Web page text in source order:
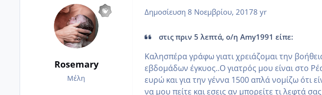
Rosemary
Μέλη
Δημοσίευση 8 Νοεμβρίου, 20178 yr
στις πριν 5 λεπτά, ο/η Amy1991 είπε:
Καλησπέρα γράφω γιατι χρειάζομαι την
εβδομάδων έγκυος..Ο γιατρός μου είναι στο
ευρώ και για την γέννα 1500 απλά νομίζω ότι
να μου πείτε και εσεις αν μπορείτε τι λεφτά